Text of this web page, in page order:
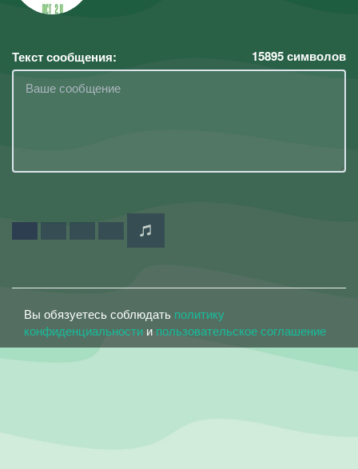
Текст сообщения: 15895символов
Вы обязуетесь соблюдать политику
конфиденциальности и пользовательское соглашение